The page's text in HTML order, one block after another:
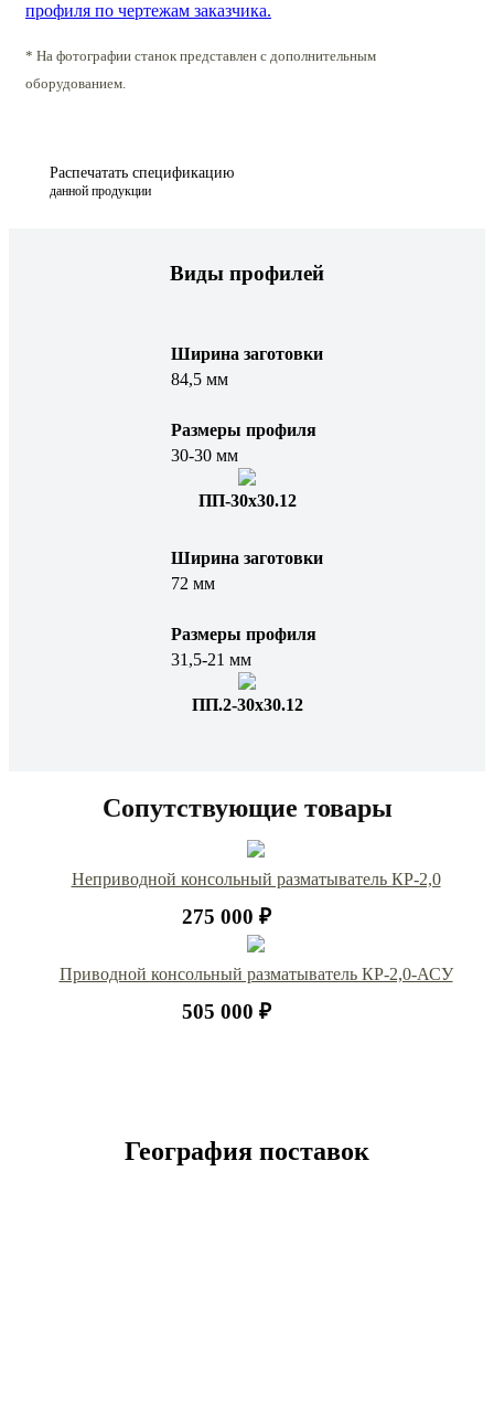
профиля по чертежам заказчика.
* На фотографии станок представлен с дополнительным
оборудованием.
Распечатать спецификацию
данной продукции
Виды профилей
Ширина заготовки
84,5 мм
Размеры профиля
30-30 мм
ПП-30х30.12
Ширина заготовки
72 мм
Размеры профиля
31,5-21 мм
ПП.2-30х30.12
Сопутствующие товары
Неприводной консольный разматыватель КР-2,0
275 000 ₽
Приводной консольный разматыватель КР-2,0-АСУ
505 000 ₽
География поставок